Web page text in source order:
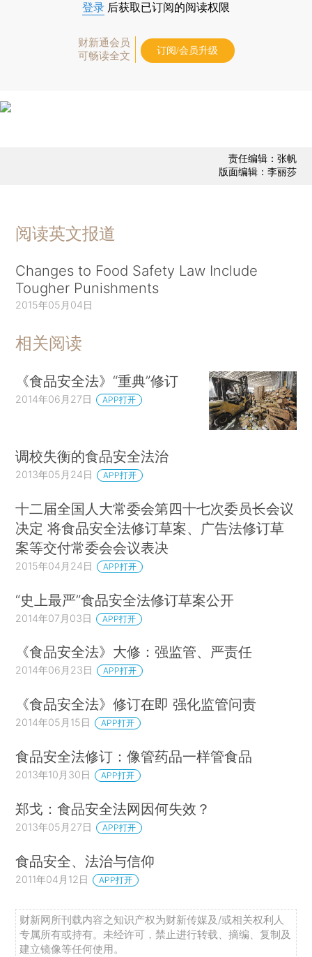
登录 后获取已订阅的阅读权限
财新通会员
可畅读全文
订阅/会员升级
责任编辑：张帆
版面编辑：李丽莎
阅读英文报道
Changes to Food Safety Law Include
Tougher Punishments
2015年05月04日
相关阅读
《食品安全法》“重典”修订
2014年06月27日 APP打开
调校失衡的食品安全法治
2013年05月24日 APP打开
十二届全国人大常委会第四十七次委员长会议
决定 将食品安全法修订草案、广告法修订草
案等交付常委会会议表决
2015年04月24日 APP打开
“史上最严”食品安全法修订草案公开
2014年07月03日 APP打开
《食品安全法》大修：强监管、严责任
2014年06月23日 APP打开
《食品安全法》修订在即 强化监管问责
2014年05月15日 APP打开
食品安全法修订：像管药品一样管食品
2013年10月30日 APP打开
郑戈：食品安全法网因何失效？
2013年05月27日 APP打开
食品安全、法治与信仰
2011年04月12日 APP打开
财新网所刊载内容之知识产权为财新传媒及/或相关权利人
专属所有或持有。未经许可，禁止进行转载、摘编、复制及
建立镜像等任何使用。